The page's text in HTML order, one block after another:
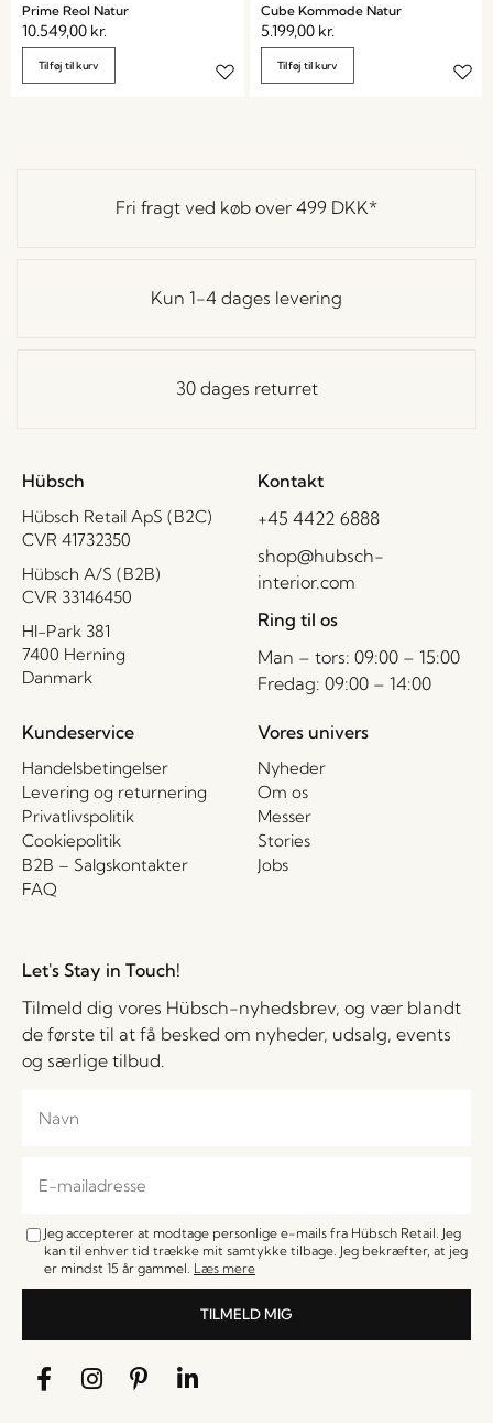
Prime Reol Natur
10.549,00 kr.
Tilføj til kurv
Cube Kommode Natur
5.199,00 kr.
Tilføj til kurv
Fri fragt ved køb over 499 DKK*
Kun 1-4 dages levering
30 dages returret
Hübsch
Hübsch Retail ApS (B2C)
CVR 41732350
Hübsch A/S (B2B)
CVR 33146450
HI-Park 381
7400 Herning
Danmark
Kontakt
+45 4422 6888
shop@hubsch-
interior.com
Ring til os
Man – tors: 09:00 – 15:00
Fredag: 09:00 – 14:00
Kundeservice
Handelsbetingelser
Levering og returnering
Privatlivspolitik
Cookiepolitik
B2B – Salgskontakter
FAQ
Vores univers
Nyheder
Om os
Messer
Stories
Jobs
Let's Stay in Touch!
Tilmeld dig vores Hübsch-nyhedsbrev, og vær blandt
de første til at få besked om nyheder, udsalg, events
og særlige tilbud.
Jeg accepterer at modtage personlige e-mails fra Hübsch Retail. Jeg
kan til enhver tid trække mit samtykke tilbage. Jeg bekræfter, at jeg
er mindst 15 år gammel. Læs mere
TILMELD MIG